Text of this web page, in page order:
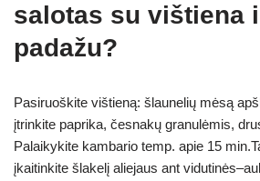
salotas su vištiena
padažu?
Pasiruoškite vištieną: šlaunelių mėsą
įtrinkite paprika, česnakų granulėmis,
Palaikykite kambario temp. apie 15
įkaitinkite šlakelį aliejaus ant